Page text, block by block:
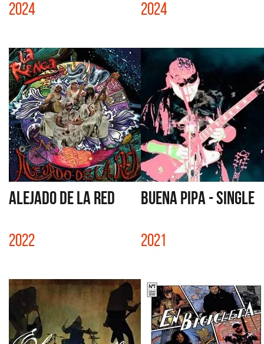
2024 2024
ALEJADO DE LA RED
2022
BUENA PIPA - SINGLE
2021